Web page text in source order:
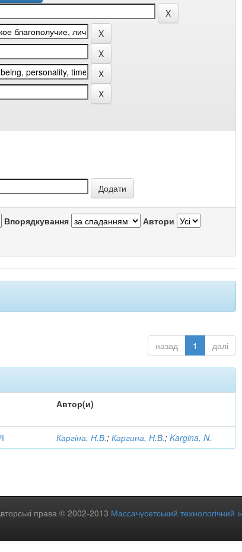
Впорядкування Автори
назад 1 далі
Автор(и)
Каргіна, Н.В.;Каргина, Н.В.;Kargina, N.
права © 2002-2013 Массачусетський технологічний